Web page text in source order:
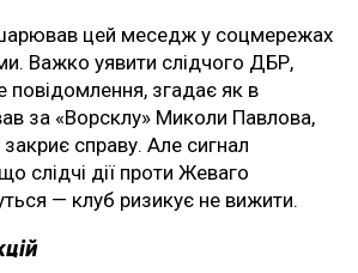
цей меседж у соцмережах
Важко уявити слідчого ДБР,
повідомлення, згадає як в
за «Ворсклу» Миколи Павлова,
закриє справу. Але сигнал
слідчі дії проти Жеваго
— клуб ризикує не вижити.